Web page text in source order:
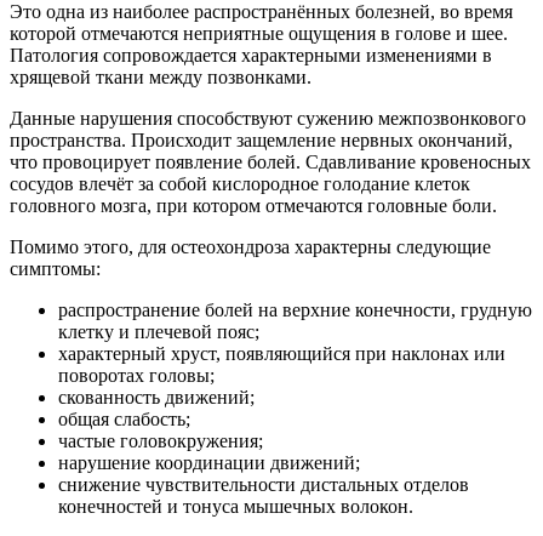
Это одна из наиболее распространённых болезней, во время
которой отмечаются неприятные ощущения в голове и шее.
Патология сопровождается характерными изменениями в
хрящевой ткани между позвонками.
Данные нарушения способствуют сужению межпозвонкового
пространства. Происходит защемление нервных окончаний,
что провоцирует появление болей. Сдавливание кровеносных
сосудов влечёт за собой кислородное голодание клеток
головного мозга, при котором отмечаются головные боли.
Помимо этого, для остеохондроза характерны следующие
симптомы:
распространение болей на верхние конечности, грудную
клетку и плечевой пояс;
характерный хруст, появляющийся при наклонах или
поворотах головы;
скованность движений;
общая слабость;
частые головокружения;
нарушение координации движений;
снижение чувствительности дистальных отделов
конечностей и тонуса мышечных волокон.